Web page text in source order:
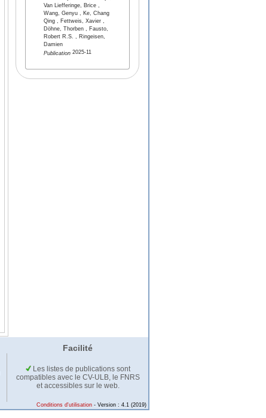
Van Liefferinge, Brice ,
Wang, Genyu , Ke, Chang
Qing , Fettweis, Xavier ,
Döhne, Thorben , Fausto,
Robert R.S. , Ringeisen,
Damien
Publication2025-11
Facilité
Les listes de publications sont
compatibles avec le CV-ULB, le FNRS
et accessibles sur le web.
Conditions d'utilisation - Version : 4.1 (2019)